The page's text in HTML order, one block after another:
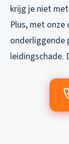
krijg je niet
Plus, met
onderliggende
leidingschade.